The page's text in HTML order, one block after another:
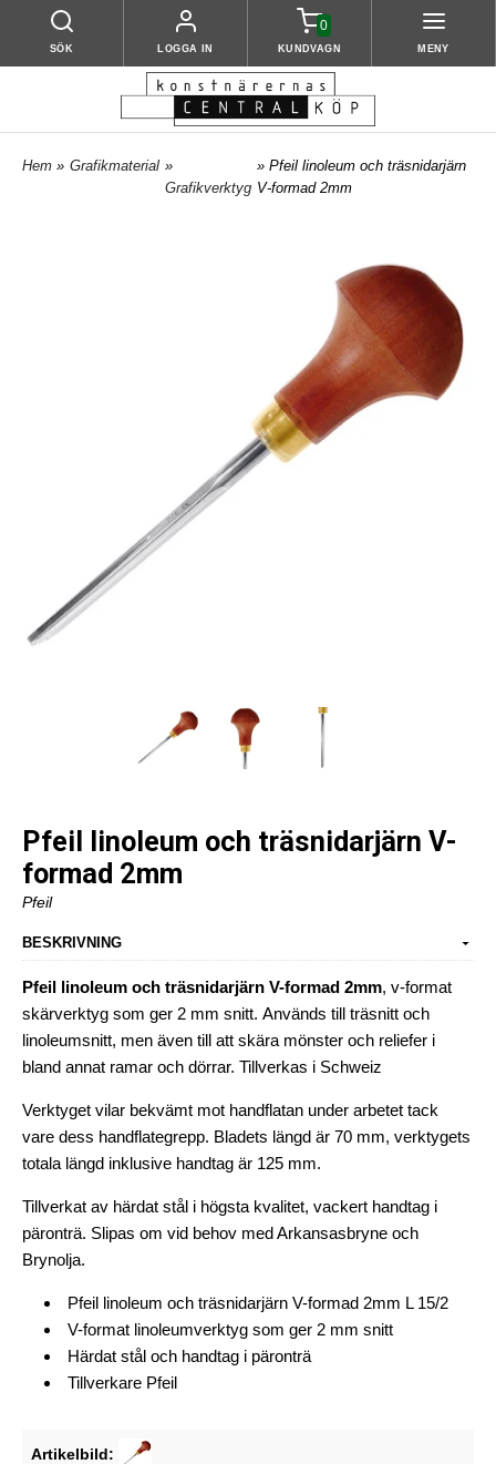
SÖK LOGGA IN
0
KUNDVAGN MENY
Hem » Grafikmaterial »
Grafikverktyg
» Pfeil linoleum och träsnidarjärn
V-formad 2mm
Pfeil linoleum och träsnidarjärn V-
formad 2mm
Pfeil
BESKRIVNING
Pfeil linoleum och träsnidarjärn V-formad 2mm, v-format
skärverktyg som ger 2 mm snitt. Används till träsnitt och
linoleumsnitt, men även till att skära mönster och reliefer i
bland annat ramar och dörrar. Tillverkas i Schweiz
Verktyget vilar bekvämt mot handflatan under arbetet tack
vare dess handflategrepp. Bladets längd är 70 mm, verktygets
totala längd inklusive handtag är 125 mm.
Tillverkat av härdat stål i högsta kvalitet, vackert handtag i
päronträ. Slipas om vid behov med Arkansasbryne och
Brynolja.
Pfeil linoleum och träsnidarjärn V-formad 2mm L 15/2
V-format linoleumverktyg som ger 2 mm snitt
Härdat stål och handtag i päronträ
Tillverkare Pfeil
Artikelbild: